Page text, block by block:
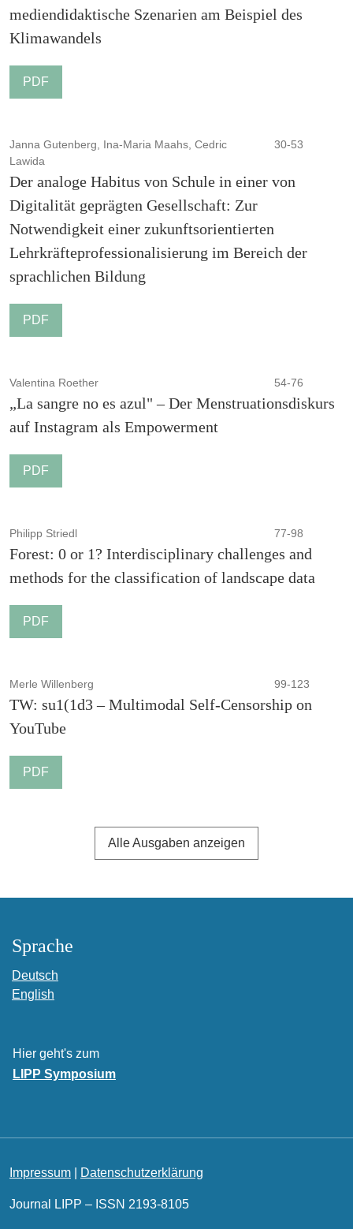
mediendidaktische Szenarien am Beispiel des
Klimawandels
PDF
Janna Gutenberg, Ina-Maria Maahs, Cedric
Lawida
30-53
Der analoge Habitus von Schule in einer von
Digitalität geprägten Gesellschaft: Zur
Notwendigkeit einer zukunftsorientierten
Lehrkräfteprofessionalisierung im Bereich der
sprachlichen Bildung
PDF
Valentina Roether 54-76
„La sangre no es azul" – Der Menstruationsdiskurs
auf Instagram als Empowerment
PDF
Philipp Striedl 77-98
Forest: 0 or 1? Interdisciplinary challenges and
methods for the classification of landscape data
PDF
Merle Willenberg 99-123
TW: su1(1d3 – Multimodal Self-Censorship on
YouTube
PDF
Alle Ausgaben anzeigen
Sprache
Deutsch
English
Hier geht's zum
LIPP Symposium
Impressum Datenschutzerklärung
Journal LIPP – ISSN 2193-8105